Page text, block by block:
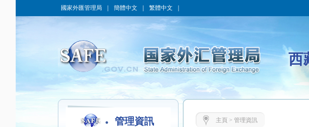
國家外匯管理局 簡體中文 繁體中文
西
管理資訊 主頁 >管理資訊